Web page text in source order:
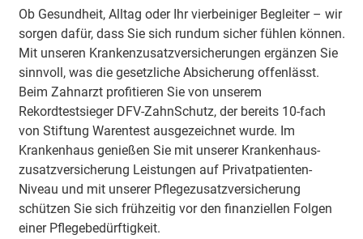
Ob Gesundheit, Alltag oder Ihr vierbeiniger Begleiter – wir
sorgen dafür, dass Sie sich rundum sicher fühlen können.
Mit unseren Krankenzusatz­versicherungen ergänzen Sie
sinnvoll, was die gesetzliche Absicherung offenlässt.
Beim Zahnarzt profitieren Sie von unserem
Rekordtestsieger DFV-ZahnSchutz, der bereits 10-fach
von Stiftung Warentest ausgezeichnet wurde. Im
Krankenhaus genießen Sie mit unserer Krankenhaus­
zusatz­versicherung Leistungen auf Privatpatienten-
Niveau und mit unserer Pflegezusatz­versicherung
schützen Sie sich frühzeitig vor den finanziellen Folgen
einer Pflegebedürftigkeit.